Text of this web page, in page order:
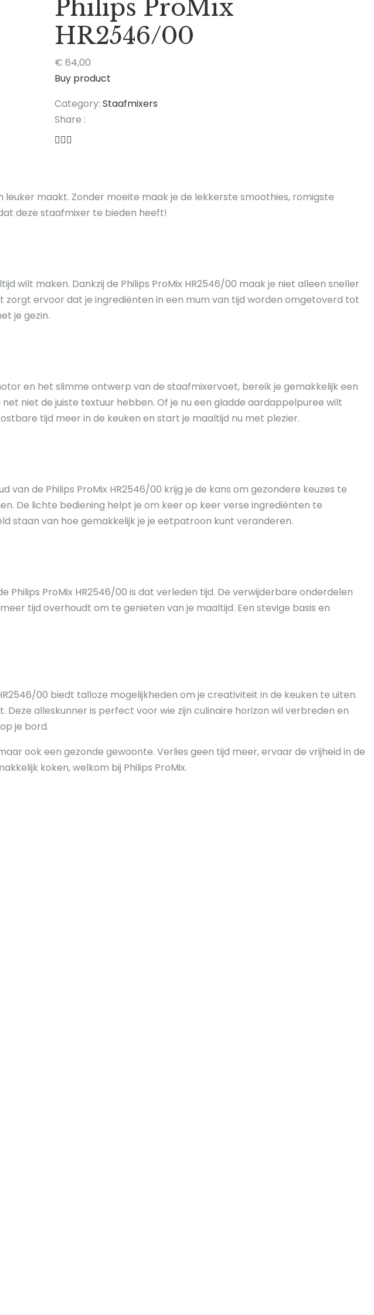
Philips ProMix
HR2546/00
€ 64,00
Buy product
Category: Staafmixers
Share :
leuker maakt. Zonder moeite maak je de lekkerste smoothies, romigste
deze staafmixer te bieden heeft!
wilt maken. Dankzij de Philips ProMix HR2546/00 maak je niet alleen sneller
ervoor dat je ingrediënten in een mum van tijd worden omgetoverd tot
je gezin.
en het slimme ontwerp van de staafmixervoet, bereik je gemakkelijk een
niet de juiste textuur hebben. Of je nu een gladde aardappelpuree wilt
tijd meer in de keuken en start je maaltijd nu met plezier.
de Philips ProMix HR2546/00 krijg je de kans om gezondere keuzes te
De lichte bediening helpt je om keer op keer verse ingrediënten te
staan van hoe gemakkelijk je je eetpatroon kunt veranderen.
ProMix HR2546/00 is dat verleden tijd. De verwijderbare onderdelen
tijd overhoudt om te genieten van je maaltijd. Een stevige basis en
00 biedt talloze mogelijkheden om je creativiteit in de keuken te uiten.
alleskunner is perfect voor wie zijn culinaire horizon wil verbreden en
je bord.
ook een gezonde gewoonte. Verlies geen tijd meer, ervaar de vrijheid in de
koken, welkom bij Philips ProMix.